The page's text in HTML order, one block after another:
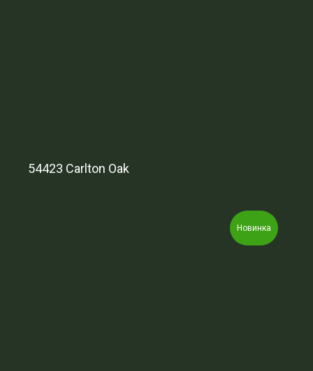
54423 Carlton Oak
Новинка